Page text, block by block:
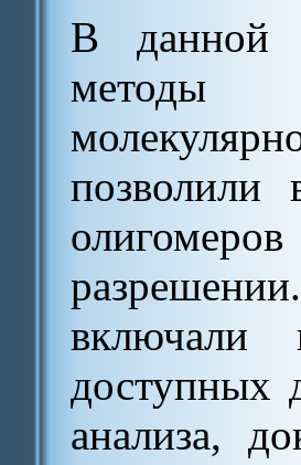
В данной
методы
позволили
включали
доступных
анализа,